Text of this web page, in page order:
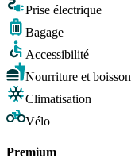
Prise électrique
Bagage
Accessibilité
Nourriture et boisson
Climatisation
Vélo
Premium